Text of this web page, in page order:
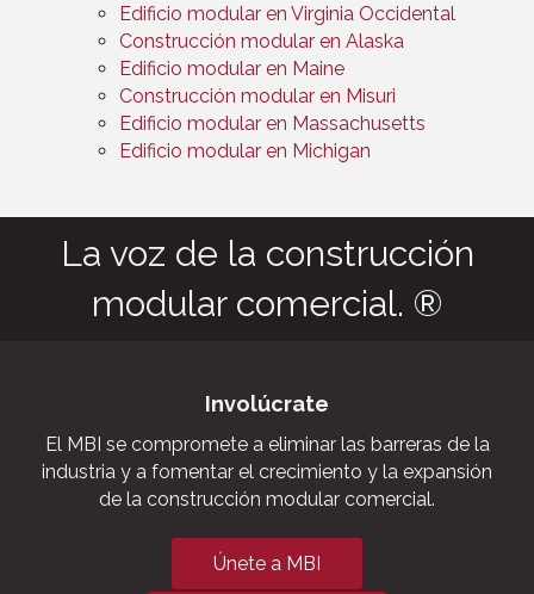
Edificio modular en Virginia Occidental
Construcción modular en Alaska
Edificio modular en Maine
Construcción modular en Misuri
Edificio modular en Massachusetts
Edificio modular en Michigan
La voz de la construcción
modular comercial. ®
Involúcrate
El MBI se compromete a eliminar las barreras de la
industria y a fomentar el crecimiento y la expansión
de la construcción modular comercial.
Únete a MBI